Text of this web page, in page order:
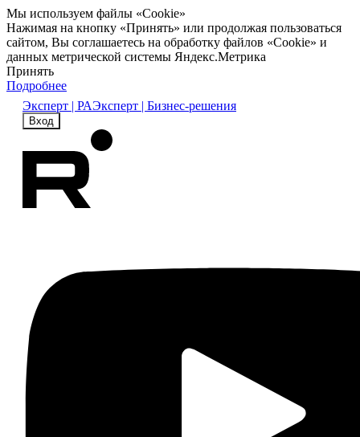
Мы используем файлы «Cookie»
Нажимая на кнопку «Принять» или продолжая пользоваться
сайтом, Вы соглашаетесь на обработку файлов «Cookie» и
данных метрической системы Яндекс.Метрика
Принять
Подробнее
Эксперт | РАЭксперт | Бизнес-решения
Вход